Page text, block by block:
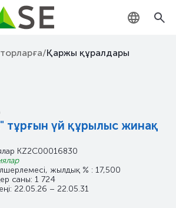
KZ
/Қаржы құралдары
тұрғын үй құрылыс жинақ
KZ2C00016830
жылдық % : 17,500
саны: 1 724
22.05.26 – 22.05.31